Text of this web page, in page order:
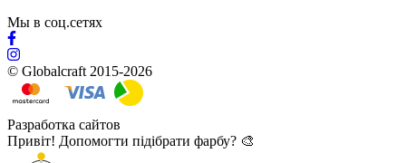
Мы в соц.сетях
© Globalcraft 2015-2026
Разработка сайтов
Привіт! Допомогти підібрати фарбу? 🎨